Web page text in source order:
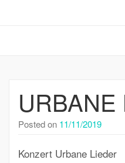
URBANE
Posted on 11/11/2019
Konzert Urbane Lieder